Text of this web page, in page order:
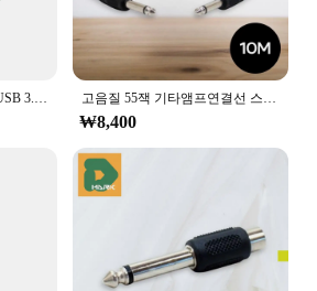
and Reliability**
Cable and Connector Set is an
for anyone looking to enhance
The high-quality PVC
a durable and long-lasting
the sleek design and modern style
addition to any workspace.
consoles, or other devices, this
deliver optimal performance and
DC 전원 잭 수 암-C 타입 USB 3.1 수 플러그 케이블, DC 전원 커넥터 어댑터, DC to C 타입 3A, 0.2M, 1 M, 55*21mm 고음질 55잭 기타앰프연결선 스피커 오디오케이블 음향 스테레오 단자 컴퓨터 DMB 커넥터 헤드폰 음성 마이크
₩8,400